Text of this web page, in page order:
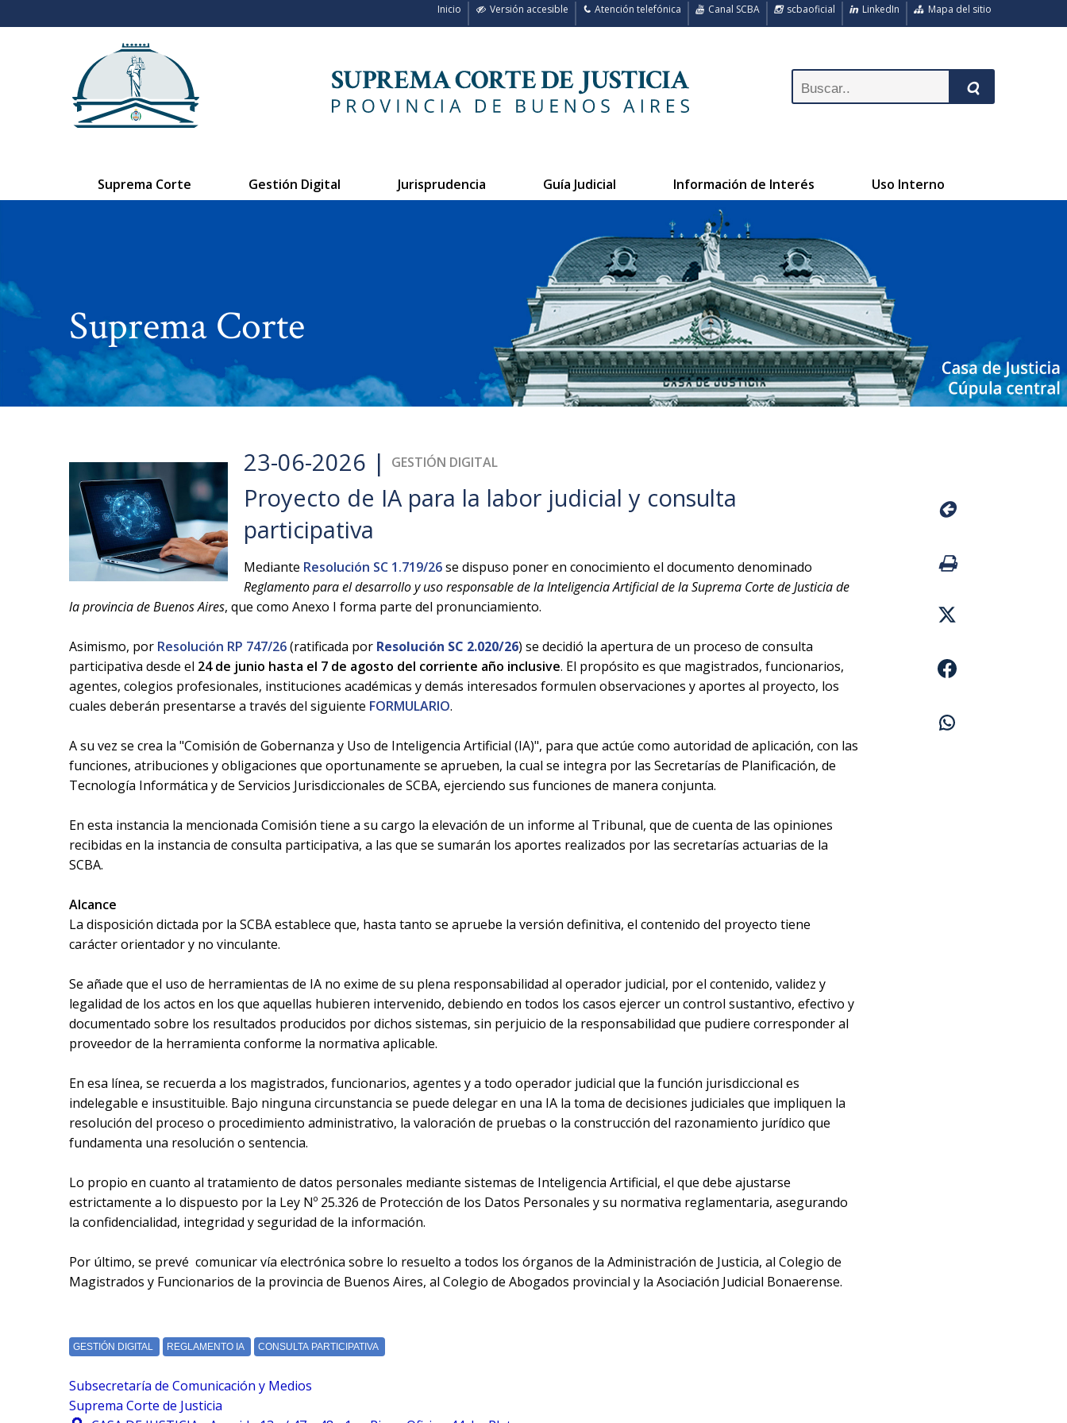
Mapa del sitio
LinkedIn
scbaoficial
Canal SCBA
Atención telefónica
Versión accesible
Inicio
Suprema Corte Gestión Digital Jurisprudencia Guía Judicial Información de Interés Uso Interno
Suprema Corte
23-06-2026 | GESTIÓN DIGITAL
Proyecto de IA para la labor judicial y consulta
participativa
Mediante Resolución SC 1.719/26se dispuso poner en conocimiento el documento denominado
Reglamento para el desarrollo y uso responsable de la Inteligencia Artificial de la Suprema Corte de Justicia de
la provincia de Buenos Aires, que como Anexo I forma parte del pronunciamiento.
Asimismo, por Resolución RP 747/26(ratificada por Resolución SC 2.020/26) se decidió la apertura de un proceso de consulta
participativa desde el 24 de junio hasta el 7 de agosto del corriente año inclusive. El propósito es que magistrados, funcionarios,
agentes, colegios profesionales, instituciones académicas y demás interesados formulen observaciones y aportes al proyecto, los
cuales deberán presentarse a través del siguiente FORMULARIO.
A su vez se crea la "Comisión de Gobernanza y Uso de Inteligencia Artificial (IA)", para que actúe como autoridad de aplicación, con las
funciones, atribuciones y obligaciones que oportunamente se aprueben, la cual se integra por las Secretarías de Planificación, de
Tecnología Informática y de Servicios Jurisdiccionales de SCBA, ejerciendo sus funciones de manera conjunta.
En esta instancia la mencionada Comisión tiene a su cargo la elevación de un informe al Tribunal, que de cuenta de las opiniones
recibidas en la instancia de consulta participativa, a las que se sumarán los aportes realizados por las secretarías actuarias de la
SCBA.
Alcance
La disposición dictada por la SCBA establece que, hasta tanto se apruebe la versión definitiva, el contenido del proyecto tiene
carácter orientador y no vinculante.
Se añade que el uso de herramientas de IA no exime de su plena responsabilidad al operador judicial, por el contenido, validez y
legalidad de los actos en los que aquellas hubieren intervenido, debiendo en todos los casos ejercer un control sustantivo, efectivo y
documentado sobre los resultados producidos por dichos sistemas, sin perjuicio de la responsabilidad que pudiere corresponder al
proveedor de la herramienta conforme la normativa aplicable.
En esa línea, se recuerda a los magistrados, funcionarios, agentes y a todo operador judicial que la función jurisdiccional es
indelegable e insustituible. Bajo ninguna circunstancia se puede delegar en una IA la toma de decisiones judiciales que impliquen la
resolución del proceso o procedimiento administrativo, la valoración de pruebas o la construcción del razonamiento jurídico que
fundamenta una resolución o sentencia.
Lo propio en cuanto al tratamiento de datos personales mediante sistemas de Inteligencia Artificial, el que debe ajustarse
estrictamente a lo dispuesto por la Ley Nº 25.326 de Protección de los Datos Personales y su normativa reglamentaria, asegurando
la confidencialidad, integridad y seguridad de la información.
Por último, se prevé comunicar vía electrónica sobre lo resuelto a todos los órganos de la Administración de Justicia, al Colegio de
Magistrados y Funcionarios de la provincia de Buenos Aires, al Colegio de Abogados provincial y la Asociación Judicial Bonaerense.
Subsecretaría de Comunicación y Medios
Suprema Corte de Justicia